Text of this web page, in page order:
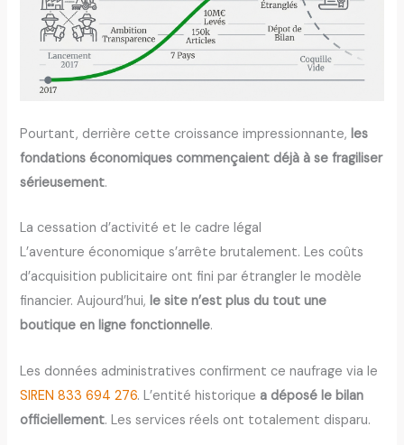
Pourtant, derrière cette croissance impressionnante,les
fondations économiques commençaient déjà à se fragiliser
sérieusement.
La cessation d’activité et le cadre légal
L’aventure économique s’arrête brutalement. Les coûts
d’acquisition publicitaire ont fini par étrangler le modèle
financier. Aujourd’hui,le site n’est plus du tout une
boutique en ligne fonctionnelle.
Les données administratives confirment ce naufrage via le
SIREN 833 694 276. L’entité historique a déposé le bilan
officiellement. Les services réels ont totalement disparu.